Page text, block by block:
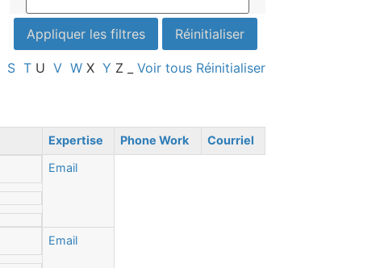
S T U V W X Y Z Voir tous Réinitialiser
Expertise Phone Work Courriel
Email
Email